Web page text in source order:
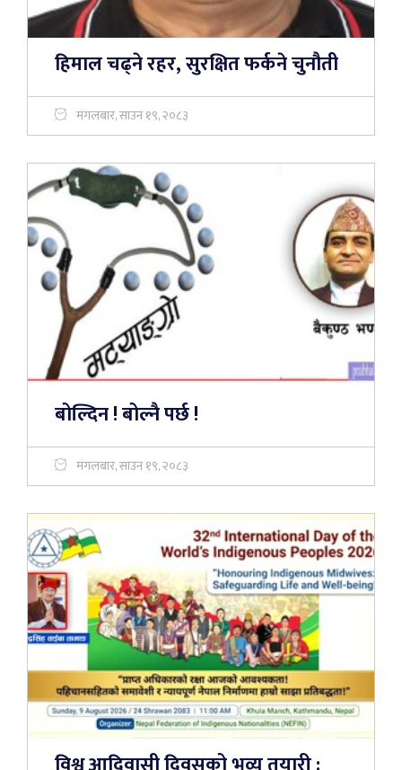
हिमाल चढ्ने रहर, सुरक्षित फर्कने चुनौती
मंगलबार, साउन १९, २०८३
बोल्दिन ! बोल्नै पर्छ !
मंगलबार, साउन १९, २०८३